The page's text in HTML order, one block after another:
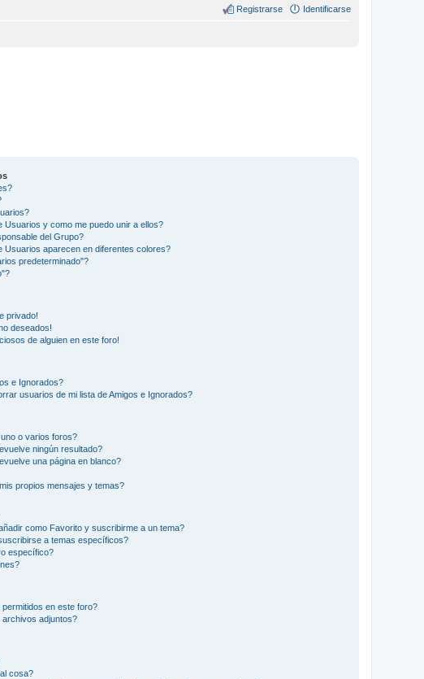
Identificarse
Registrarse
Usuarios y como me puedo unir a ellos?
del Grupo?
Usuarios aparecen en diferentes colores?
predeterminado"?
privado!
deseados!
de alguien en este foro!
e Ignorados?
usuarios de mi lista de Amigos e Ignorados?
o varios foros?
ningún resultado?
una página en blanco?
propios mensajes y temas?
como Favorito y suscribirme a un tema?
a temas específicos?
específico?
en este foro?
adjuntos?
cosa?